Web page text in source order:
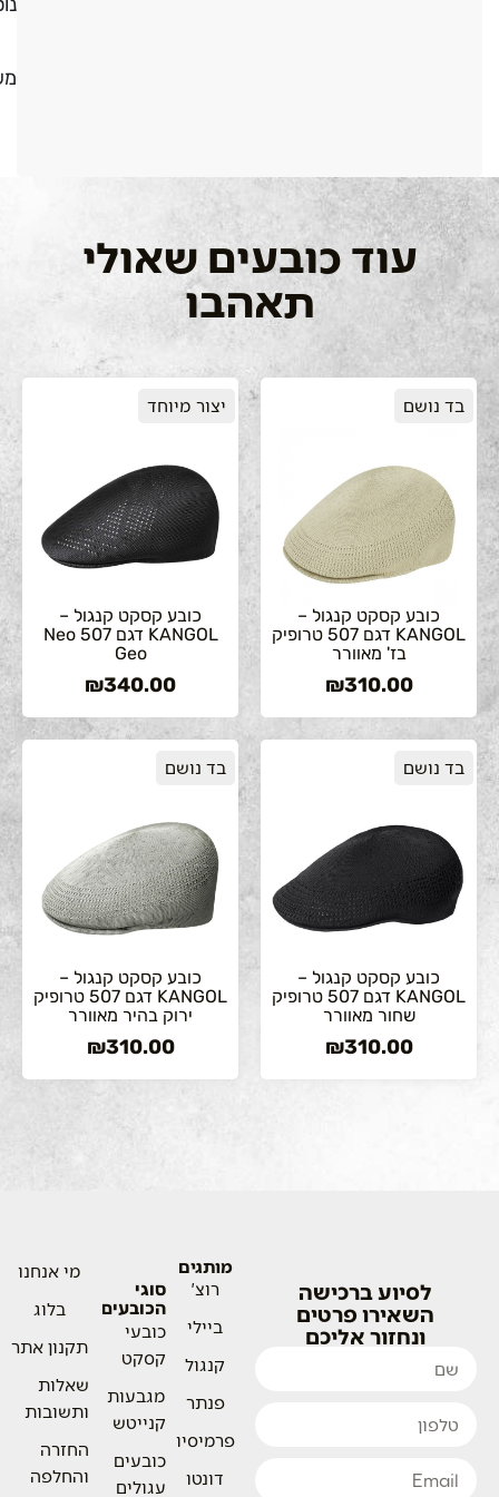
עוד כובעים שאולי
תאהבו
בד נושם
כובע קסקט קנגול –
KANGOL דגם 507 טרופיק
בז' מאוורר
₪310.00
יצור מיוחד
כובע קסקט קנגול –
KANGOL דגם 507 Neo
Geo
₪340.00
בד נושם
כובע קסקט קנגול –
KANGOL דגם 507 טרופיק
שחור מאוורר
₪310.00
בד נושם
כובע קסקט קנגול –
KANGOL דגם 507 טרופיק
ירוק בהיר מאוורר
₪310.00
מותגים
רוצ'
ביילי
קנגול
פנתר
פרמיסיו
דונטו
סוגי
הכובעים
כובעי
קסקט
מגבעות
קנייטש
כובעים
עגולים
מי אנחנו
בלוג
תקנון אתר
שאלות
ותשובות
החזרה
והחלפה
לסיוע ברכישה
השאירו פרטים
ונחזור אליכם